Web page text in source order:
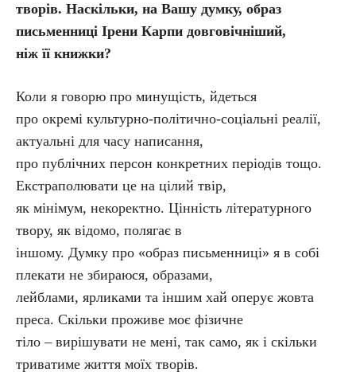
творів. Наскільки, на Вашу думку, образ
письменниці Ірени Карпи довговічніший,
ніж її книжки?
Коли я говорю про минущість, йдеться
про окремі культурно-політично-соціальні реалії,
актуальні для часу написання,
про публічних персон конкретних періодів тощо.
Екстраполювати це на цілий твір,
як мінімум, некоректно. Цінність літературного
твору, як відомо, полягає в
іншому. Думку про «образ письменниці» я в собі
плекати не збираюся, образами,
лейблами, ярликами та іншим хай оперує жовта
преса. Скільки проживе моє фізичне
тіло – вирішувати не мені, так само, як і скільки
триватиме життя моїх творів.